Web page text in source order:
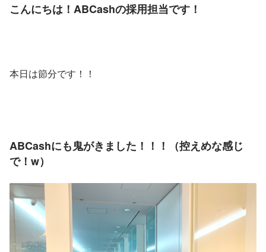
こんにちは！ABCashの採用担当です！
本日は節分です！！
ABCashにも鬼がきました！！！（控えめな感じ
で！w）